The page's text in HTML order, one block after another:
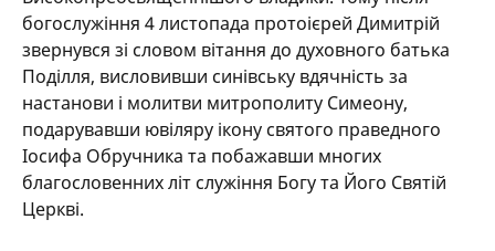
богослужіння 4 листопада протоієрей Димитрій
звернувся зі словом вітання до духовного батька
Поділля, висловивши синівську вдячність за
настанови і молитви митрополиту Симеону,
подарувавши ювіляру ікону святого праведного
Іосифа Обручника та побажавши многих
благословенних літ служіння Богу та Його Святій
Церкві.